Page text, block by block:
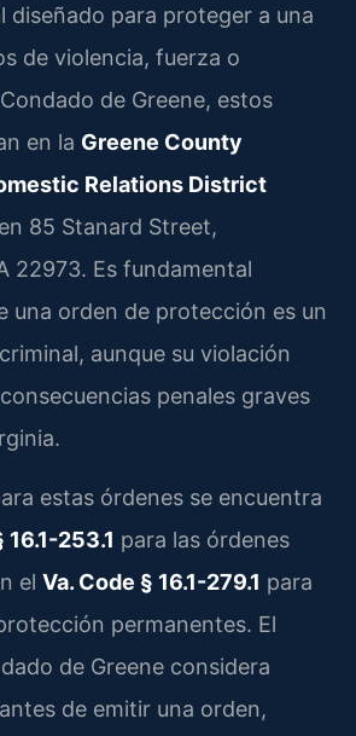
diseñado para proteger a una
de violencia, fuerza o
de Greene, estos
en la Greene County
Relations District
85 Stanard Street,
22973. Es fundamental
una orden de protección es un
aunque su violación
penales graves
estas órdenes se encuentra
16.1-253.1 para las órdenes
el Va. Code § 16.1-279.1 para
permanentes. El
de Greene considera
de emitir una orden,